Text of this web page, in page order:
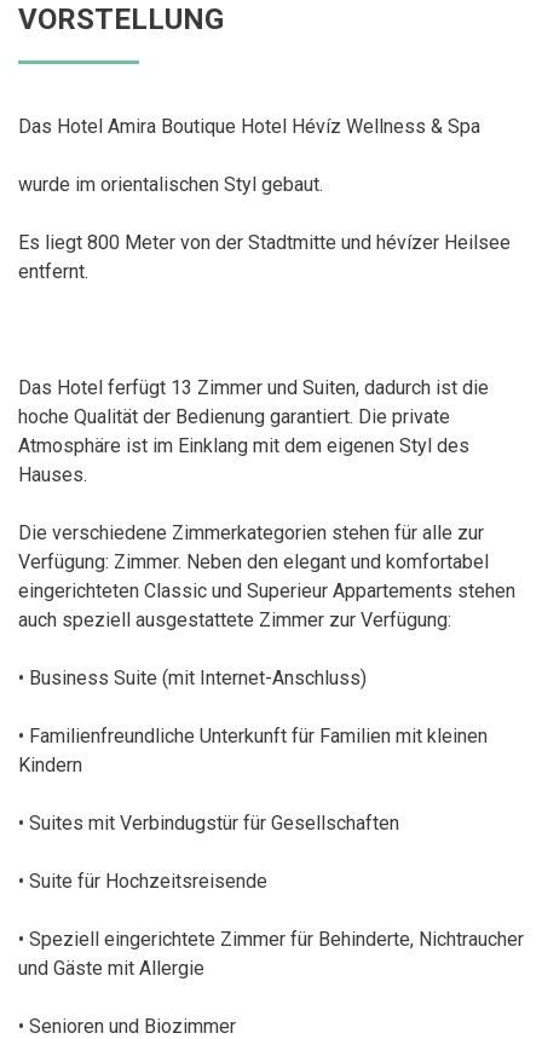
VORSTELLUNG
Das Hotel Amira Boutique Hotel Hévíz Wellness & Spa
wurde im orientalischen Styl gebaut.
Es liegt 800 Meter von der Stadtmitte und hévízer Heilsee
entfernt.
Das Hotel ferfügt 13 Zimmer und Suiten, dadurch ist die
hoche Qualität der Bedienung garantiert. Die private
Atmosphäre ist im Einklang mit dem eigenen Styl des
Hauses.
Die verschiedene Zimmerkategorien stehen für alle zur
Verfügung: Zimmer. Neben den elegant und komfortabel
eingerichteten Classic und Superieur Appartements stehen
auch speziell ausgestattete Zimmer zur Verfügung:
• Business Suite (mit Internet-Anschluss)
• Familienfreundliche Unterkunft für Familien mit kleinen
Kindern
• Suites mit Verbindugstür für Gesellschaften
• Suite für Hochzeitsreisende
• Speziell eingerichtete Zimmer für Behinderte, Nichtraucher
und Gäste mit Allergie
• Senioren und Biozimmer